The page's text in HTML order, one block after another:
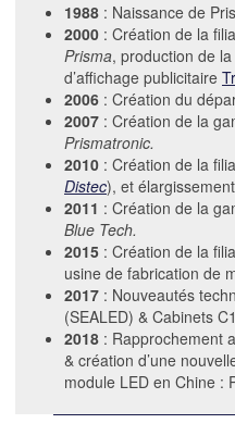
1988 : Naissance de
2000 : Création de la
Prisma, production de
d’affichage publicitaire
2006 : Création du
2007 : Création de la
Prismatronic.
2010 : Création de la
Distec), et
2011 : Création de la
Blue Tech.
2015 : Création de la
usine de fabrication de
2017 : Nouveautés
(SEALED) & Cabinets
2018 : Rapprochement
& création d’une
module LED en Chine :